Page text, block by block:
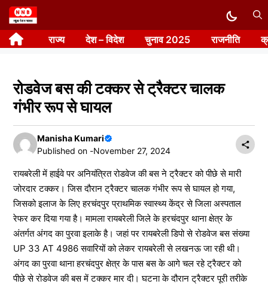
Skip
to
content राज्य देश – विदेश चुनाव 2025 राजनीति
रोडवेज बस की टक्कर से ट्रैक्टर चालक
गंभीर रूप से घायल
Manisha Kumari
Published on -November 27, 2024
रायबरेली में हाईवे पर अनियंत्रित रोडवेज की बस ने ट्रैक्टर को पीछे से मारी
जोरदार टक्कर। जिस दौरान ट्रैक्टर चालक गंभीर रूप से घायल हो गया,
जिसको इलाज के लिए हरचंदपुर प्राथमिक स्वास्थ्य केंद्र से जिला अस्पताल
रेफर कर दिया गया है। मामला रायबरेली जिले के हरचंदपुर थाना क्षेत्र के
अंतर्गत अंगद का पुरवा इलाके है। जहां पर रायबरेली डिपो से रोडवेज बस संख्या
UP 33 AT 4986 सवारियों को लेकर रायबरेली से लखनऊ जा रही थी।
अंगद का पुरवा थाना हरचंदपुर क्षेत्र के पास बस के आगे चल रहे ट्रैक्टर को
पीछे से रोडवेज की बस में टक्कर मार दी। घटना के दौरान ट्रैक्टर पूरी तरीके